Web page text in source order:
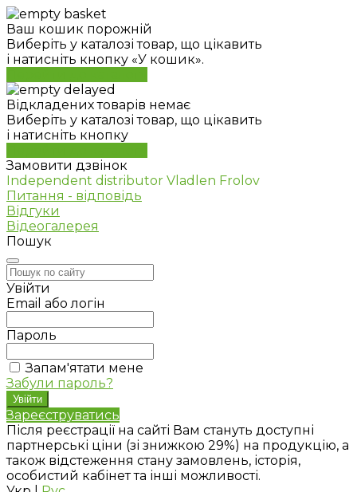
Ваш кошик порожній
Виберіть у каталозі товар, що цікавить
і натисніть кнопку «У кошик».
Відкладених товарів немає
Виберіть у каталозі товар, що цікавить
і натисніть кнопку
Замовити дзвінок
Independent distributor Vladlen Frolov
Питання - відповідь
Відгуки
Відеогалерея
Пошук
Увійти
Email або логін
Пароль
Запам'ятати мене
Забули пароль?
Зареєструватись
Після реєстрації на сайті Вам стануть доступні
партнерські ціни (зі знижкою 29%) на продукцію, а
також відстеження стану замовлень, історія,
особистий кабінет та інші можливості.